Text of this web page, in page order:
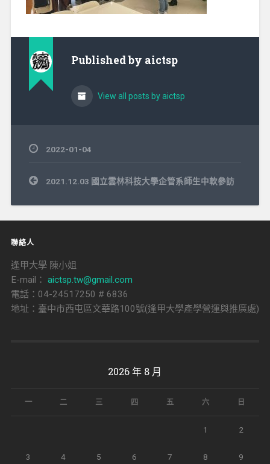
Published by aictsp
View all posts by aictsp
2022-01-04
文
章
覽
2021.12.03 國立雲林科技大學企管系師生中軟參訪
聯絡人
逢甲大學 陳小姐
E-mail： aictsp.tw@gmail.com
電話：04-24517250 # 6836
地址：臺中市西屯區文華路100號(逢甲大學產學營運與推廣處)
2026 年 8 月
一 二 三 四 五 六 日
1 2
3 4 5 6 7 8 9